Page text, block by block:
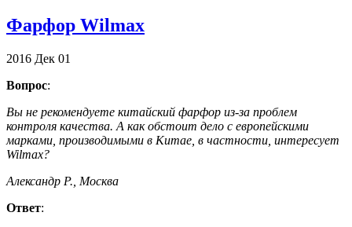
Фарфор Wilmax
2016 Дек 01
Вопрос:
Вы не рекомендуете китайский фарфор из-за проблем
контроля качества. А как обстоит дело с европейскими
марками, производимыми в Китае, в частности, интересует
Wilmax?
Александр Р., Москва
Ответ: